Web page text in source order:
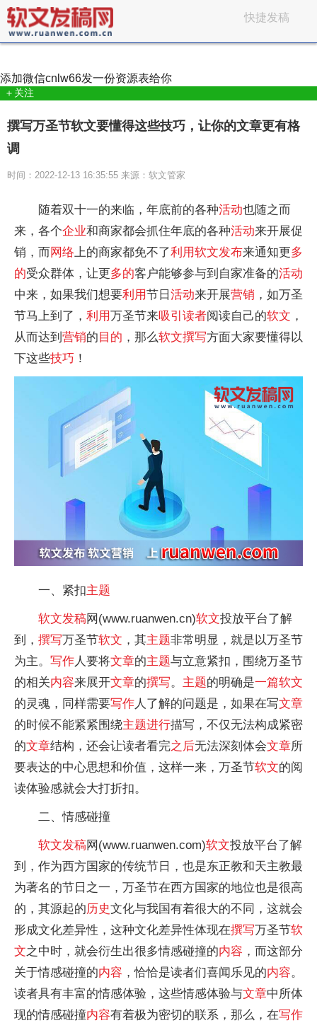
快捷发稿
添加微信cnlw66发一份资源表给你
＋关注
撰写万圣节软文要懂得这些技巧，让你的文章更有格
调
时间：2022-12-13 16:35:55 来源：软文管家
随着双十一的来临，年底前的各种活动也随之而
来，各个企业和商家都会抓住年底的各种活动来开展促
销，而网络上的商家都免不了利用软文发布来通知更多
的受众群体，让更多的客户能够参与到自家准备的活动
中来，如果我们想要利用节日 活动来开展营销 ，如万圣
节马上到了， 利用万圣节来吸引读者阅读自己的软文 ，
从而达到 营销的目的 ，那么软文撰写方面大家要懂得以
下这些技巧 ！
一、紧扣主题
软文发稿网(www.ruanwen.cn)软文投放平台了解
到， 撰写万圣节软文 ，其主题非常明显，就是以万圣节
为主。 写作人要将文章的主题与立意紧扣，围绕万圣节
的相关内容来展开文章的撰写。 主题的明确是一篇软文
的灵魂，同样需要写作人了解的问题是，如果在写文章
的时候不能紧紧围绕主题进行描写，不仅无法构成紧密
的文章结构，还会让读者看完之后无法深刻体会文章所
要表达的中心思想和价值，这样一来，万圣节软文的阅
读体验感就会大打折扣。
二、情感碰撞
软文发稿网(www.ruanwen.com)软文投放平台了解
到，作为西方国家的传统节日，也是东正教和天主教最
为著名的节日之一，万圣节在西方国家的地位也是很高
的，其源起的历史文化与我国有着很大的不同，这就会
形成文化差异性 ，这种文化差异性体现在撰写万圣节软
文之中时，就会衍生出很多情感碰撞的内容 ，而这部分
关于情感碰撞的内容 ，恰恰是读者们喜闻乐见的内容。
读者具有丰富的情感体验，这些情感体验与文章中所体
现的情感碰撞内容有着极为密切的联系，那么，在写作